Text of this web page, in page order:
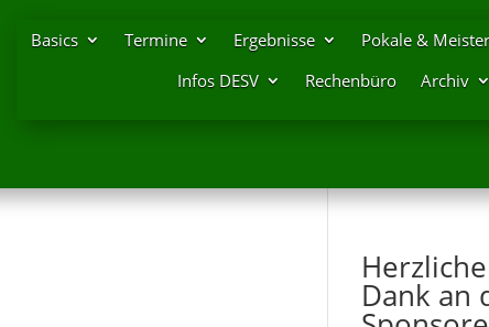
Basics Termine Ergebnisse
Pokale &
Infos DESV
Rechenbüro Archiv
Dank an